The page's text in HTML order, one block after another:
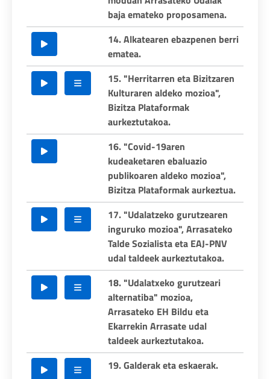
baja emateko proposamena.
14. Alkatearen ebazpenen berri
ematea.
15. "Herritarren eta Bizitzaren
Kulturaren aldeko mozioa",
Bizitza Plataformak
aurkeztutakoa.
16. "Covid-19aren
kudeaketaren ebaluazio
publikoaren aldeko mozioa",
Bizitza Plataformak aurkeztua.
17. "Udalatzeko gurutzearen
inguruko mozioa", Arrasateko
Talde Sozialista eta EAJ-PNV
udal taldeek aurkeztutakoa.
18. "Udalatxeko gurutzeari
alternatiba" mozioa,
Arrasateko EH Bildu eta
Ekarrekin Arrasate udal
taldeek aurkeztutakoa.
19. Galderak eta eskaerak.